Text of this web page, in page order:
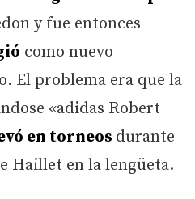
y fue entonces
como nuevo
El problema era que la
«adidas Robert
en torneos durante
Haillet en la lengüeta.